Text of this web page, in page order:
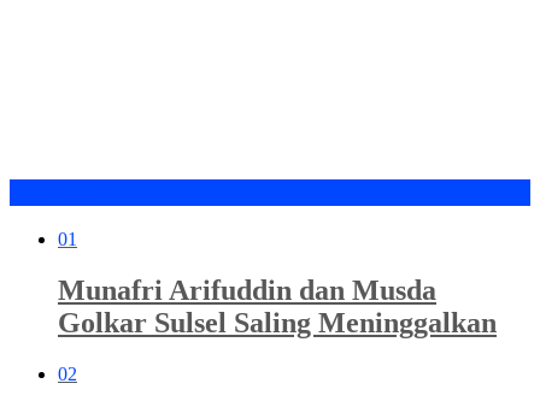
01
Munafri Arifuddin dan Musda
Golkar Sulsel Saling Meninggalkan
02